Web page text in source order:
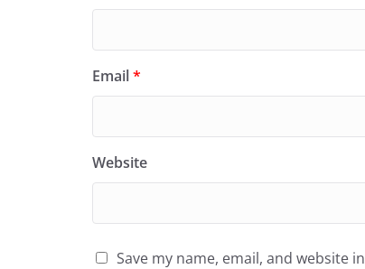
Email*
Website
Save my name, email, and website